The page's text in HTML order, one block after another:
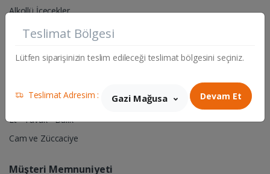
Alkollü İçecekler
Pet Shop- Hayvan Yem & Aksesuarları
Hırdavat & Elektrik Malzemeleri
Manav
Et - Tavuk - Balık
Cam ve Züccaciye
Müşteri Memnuniyeti
Teslimat Bölgesi
Lütfen siparişinizin teslim edileceği teslimat bölgesini seçiniz.
Teslimat Adresim : Gazi Mağusa Devam Et